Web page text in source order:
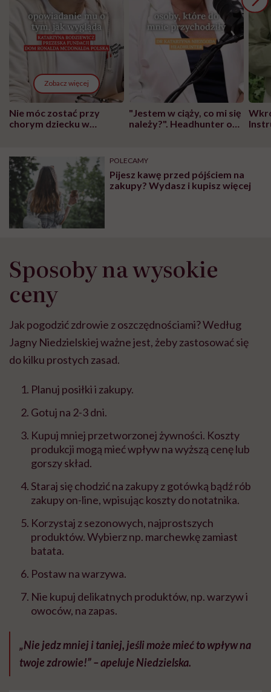
Zobacz więcej
Nie móc zostać przy
chorym dziecku w
może chyba tylko
głupota i brak
wyobraźni"
"Jestem w ciąży, co mi się
należy?". Headhunter o
pracy
POLECAMY
Pijesz kawę przed pójściem na
zakupy? Wydasz i kupisz więcej
Sposoby na wysokie
ceny
Jak pogodzić zdrowie z oszczędnościami? Według
Jagny Niedzielskiej ważne jest, żeby zastosować się
do kilku prostych zasad.
Planuj posiłki i zakupy.
Gotuj na 2-3 dni.
Kupuj mniej przetworzonej żywności. Koszty
produkcji mogą mieć wpływ na wyższą cenę lub
gorszy skład.
Staraj się chodzić na zakupy z gotówką bądź rób
zakupy on-line, wpisując koszty do notatnika.
Korzystaj z sezonowych, najprostszych
produktów. Wybierz np. marchewkę zamiast
batata.
Postaw na warzywa.
Nie kupuj delikatnych produktów, np. warzyw i
owoców, na zapas.
„Nie jedz mniej i taniej, jeśli może mieć to wpływ na
twoje zdrowie!” – apeluje Niedzielska.